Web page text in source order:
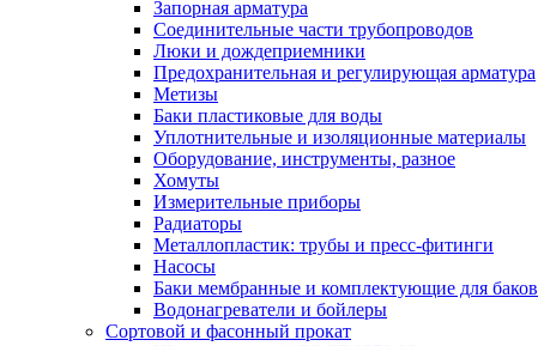
Запорная арматура
Соединительные части трубопроводов
Люки и дождеприемники
Предохранительная и регулирующая арматура
Метизы
Баки пластиковые для воды
Уплотнительные и изоляционные материалы
Оборудование, инструменты, разное
Хомуты
Измерительные приборы
Радиаторы
Металлопластик: трубы и пресс-фитинги
Насосы
Баки мембранные и комплектующие для баков
Водонагреватели и бойлеры
Сортовой и фасонный прокат